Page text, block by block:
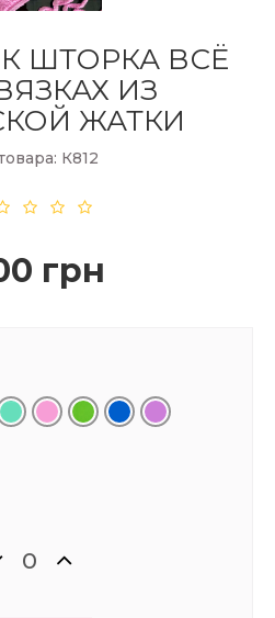
ШТОРКА ВСЁ
ИЗ
ЖАТКИ
К812
грн